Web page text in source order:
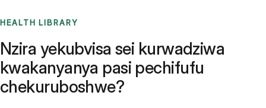
HEALTH LIBRARY
Nzira yekubvisa sei kurwadziwa
kwakanyanya pasi pechifufu
chekuruboshwe?